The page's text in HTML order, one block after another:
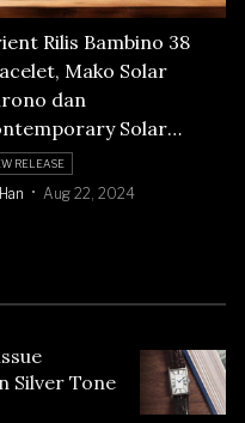
Rilis Bambino 38
Mako Solar
dan
Solar
RELEASE
Han Aug 22, 2024
Silver Tone